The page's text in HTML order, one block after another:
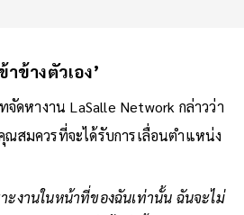
ข้างตัวเอง’
จัดหางาน LaSalle Network กล่าวว่า
ณสมควรที่จะได้รับการเลื่อนตำแหน่ง
งานในหน้าที่ของฉันเท่านั้น ฉันจะไม่